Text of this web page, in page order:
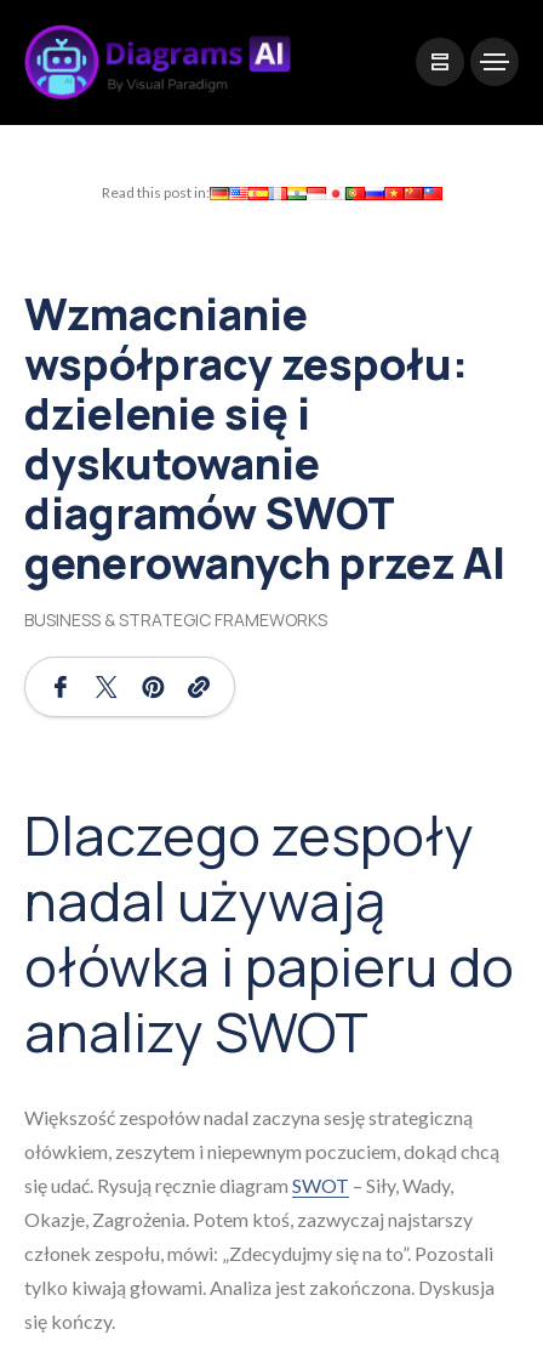
Read this post in:
Wzmacnianie
współpracy zespołu:
dzielenie się i
dyskutowanie
diagramów SWOT
generowanych przez AI
BUSINESS & STRATEGIC FRAMEWORKS
Dlaczego zespoły
nadal używają
ołówka i papieru do
analizy SWOT
Większość zespołów nadal zaczyna sesję strategiczną
ołówkiem, zeszytem i niepewnym poczuciem, dokąd chcą
się udać. Rysują ręcznie diagram SWOT – Siły, Wady,
Okazje, Zagrożenia. Potem ktoś, zazwyczaj najstarszy
członek zespołu, mówi: „Zdecydujmy się na to”. Pozostali
tylko kiwają głowami. Analiza jest zakończona. Dyskusja
się kończy.